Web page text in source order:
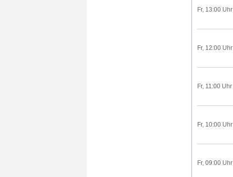
Fr, 13:00 Uhr
Fr, 12:00 Uhr
Fr, 11:00 Uhr
Fr, 10:00 Uhr
Fr, 09:00 Uhr